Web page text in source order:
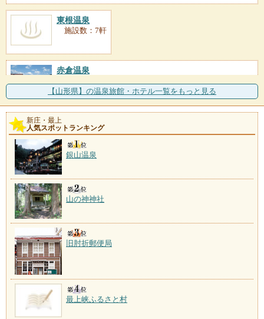
東根温泉
施設数：7軒
赤倉温泉
小国川沿いに宿が並ぶ。慈覚大師の発見により開湯し
たといわれる。昭和中期
瀬見温泉
施設数：5軒
弁慶が義経の子に産湯を使わせたとの伝説が残り、今
も湯治場の名残が漂う。
【山形県】の温泉旅館・ホテル一覧をもっと見る
新庄・最上
人気スポットランキング
銀山温泉
山の神神社
旧肘折郵便局
最上峡ふるさと村